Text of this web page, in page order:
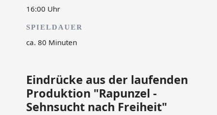
16:00 Uhr
SPIELDAUER
ca. 80 Minuten
Eindrücke aus der laufenden
Produktion "Rapunzel -
Sehnsucht nach Freiheit"